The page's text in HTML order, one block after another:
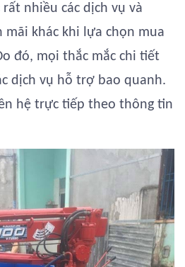
nhiều các dịch vụ và
khác khi lựa chọn mua
đó, mọi thắc mắc chi tiết
dịch vụ hỗ trợ bao quanh.
hệ trực tiếp theo thông tin